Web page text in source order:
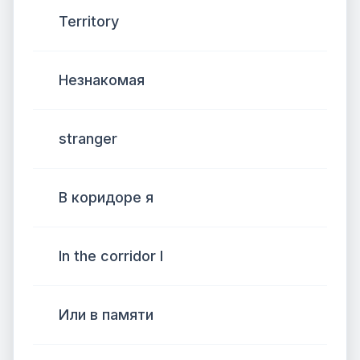
Territory
Незнакомая
stranger
В коридоре я
In the corridor I
Или в памяти